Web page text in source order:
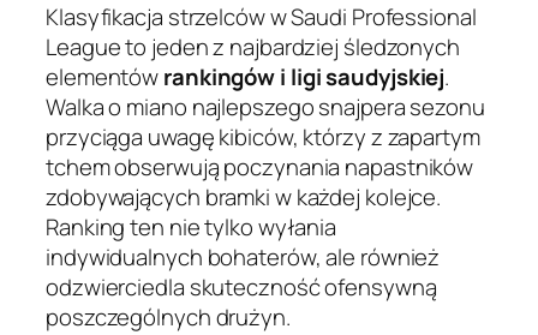
Klasyfikacja strzelców w Saudi Professional
League to jeden z najbardziej śledzonych
elementówrankingów i ligi saudyjskiej.
Walka o miano najlepszego snajpera sezonu
przyciąga uwagę kibiców, którzy z zapartym
tchem obserwują poczynania napastników
zdobywających bramki w każdej kolejce.
Ranking ten nie tylko wyłania
indywidualnych bohaterów, ale również
odzwierciedla skuteczność ofensywną
poszczególnych drużyn.